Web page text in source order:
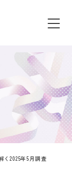
く2025年5月調査